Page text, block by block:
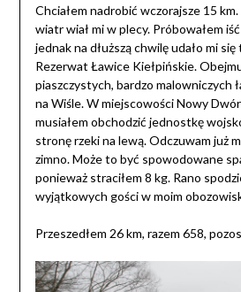
Chciałem nadrobić wczorajsze 15
wiatr wiał mi w plecy. Próbowałem
jednak na dłuższą chwilę udało mi
Rezerwat Ławice Kiełpińskie.
piaszczystych, bardzo malowniczych
na Wiśle. W miejscowości Nowy
musiałem obchodzić jednostkę
stronę rzeki na lewą. Odczuwam już
zimno. Może to być spowodowane
ponieważ straciłem 8 kg. Rano
wyjątkowych gości w moim
Przeszedłem 26 km, razem 658,